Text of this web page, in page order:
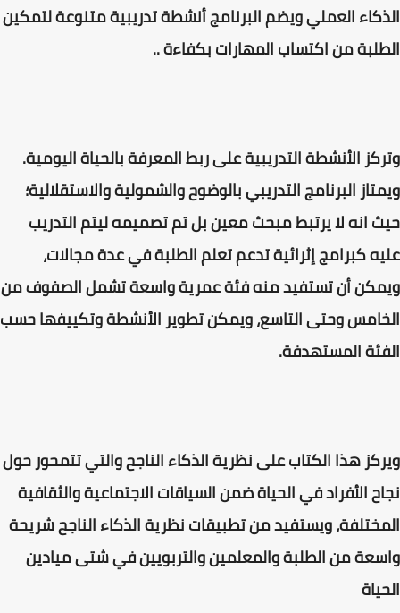
الذكاء العملي ويضم البرنامج أنشطة تدريبية متنوعة لتمكين
الطلبة من اكتساب المهارات بكفاءة ..
وتركز الأنشطة التدريبية على ربط المعرفة بالحياة اليومية.
ويمتاز البرنامج التدريبي بالوضوح والشمولية والاستقلالية؛
حيث انه لا يرتبط مبحث معين بل تم تصميمه ليتم التدريب
عليه كبرامج إثرائية تدعم تعلم الطلبة في عدة مجالات،
ويمكن أن تستفيد منه فئة عمرية واسعة تشمل الصفوف من
الخامس وحتى التاسع، ويمكن تطوير الأنشطة وتكييفها حسب
الفئة المستهدفة.
ويركز هذا الكتاب على نظرية الذكاء الناجح والتي تتمحور حول
نجاح الأفراد في الحياة ضمن السياقات الاجتماعية والثقافية
المختلفة، ويستفيد من تطبيقات نظرية الذكاء الناجح شريحة
واسعة من الطلبة والمعلمين والتربويين في شتى ميادين
الحياة